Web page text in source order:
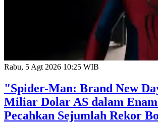
Rabu, 5 Agt 2026 10:25 WIB
"Spider-Man: Brand New
Miliar Dolar AS dalam
Pecahkan Sejumlah Rekor